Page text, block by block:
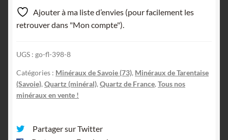
à
âme,
Aiguille
Glaciers,
Tarentaise,
Savoie.
Ajouter à ma liste d’envies (pour facilement les
retrouver dans "Mon compte").
UGS : go-fl-398-8
Catégories : Minéraux de Savoie (73), Minéraux de Tarentaise
(Savoie),Quartz (minéral),Quartz de France,Tous nos
minéraux en vente !
Partager sur Twitter